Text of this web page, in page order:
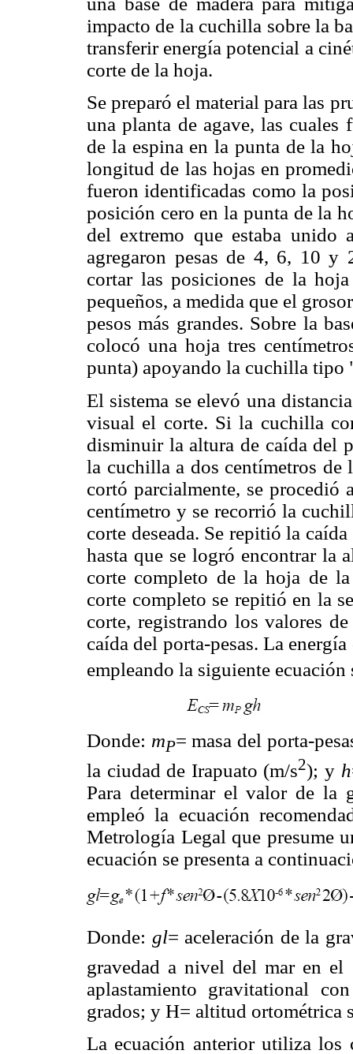
impacto de la cuchilla sobre la
transferir energía potencial a
corte de la hoja.
Se preparó el material para las
una planta de agave, las cuales
de la espina en la punta de la
longitud de las hojas en
fueron identificadas como la
posición cero en la punta de la
del extremo que estaba unido
agregaron pesas de 4, 6, 10 y
cortar las posiciones de la
pequeños, a medida que el
pesos más grandes. Sobre la
colocó una hoja tres
punta) apoyando la cuchilla tipo
El sistema se elevó una
visual el corte. Si la cuchilla
disminuir la altura de caída del
la cuchilla a dos centímetros de
cortó parcialmente, se procedió
centímetro y se recorrió la
corte deseada. Se repitió la
hasta que se logró encontrar la
corte completo de la hoja de
corte completo se repitió en la
corte, registrando los valores
caída del porta-pesas. La
empleando la siguiente
Donde: mP= masa del porta-
la ciudad de Irapuato (m/s2); y h
Para determinar el valor de la
empleó la ecuación
Metrología Legal que presume
ecuación se presenta a
Donde: gl= aceleración de la
gravedad a nivel del mar en el
aplastamiento gravitational
grados; y H= altitud ortométrica
La ecuación anterior utiliza los